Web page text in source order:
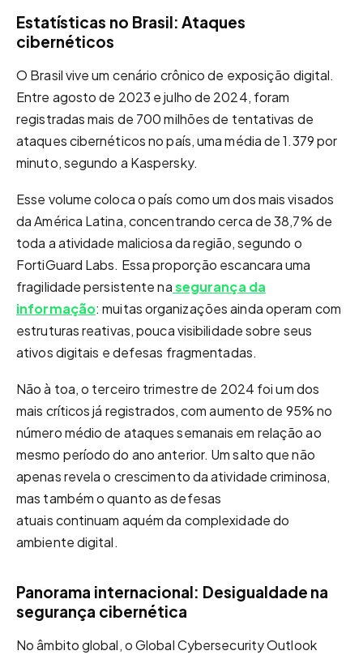
Estatísticas no Brasil: Ataques
cibernéticos
O Brasil vive um cenário crônico de exposição digital.
Entre agosto de 2023 e julho de 2024, foram
registradas mais de 700 milhões de tentativas de
ataques cibernéticos no país, uma média de 1.379 por
minuto, segundo a Kaspersky.
Esse volume coloca o país como um dos mais visados
da América Latina, concentrando cerca de 38,7% de
toda a atividade maliciosa da região, segundo o
FortiGuard Labs. Essa proporção escancara uma
fragilidade persistente nasegurança da
informação: muitas organizações ainda operam com
estruturas reativas, pouca visibilidade sobre seus
ativos digitais e defesas fragmentadas.
Não à toa, o terceiro trimestre de 2024 foi um dos
mais críticos já registrados, com aumento de 95% no
número médio de ataques semanais em relação ao
mesmo período do ano anterior. Um salto que não
apenas revela o crescimento da atividade criminosa,
mas também o quanto as defesas
atuais continuam aquém da complexidade do
ambiente digital.
Panorama internacional: Desigualdade na
segurança cibernética
No âmbito global, o Global Cybersecurity Outlook